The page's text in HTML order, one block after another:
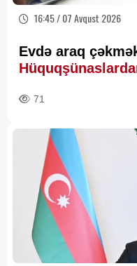
16:45 / 07 Avqust 2026
Evdə araq
71